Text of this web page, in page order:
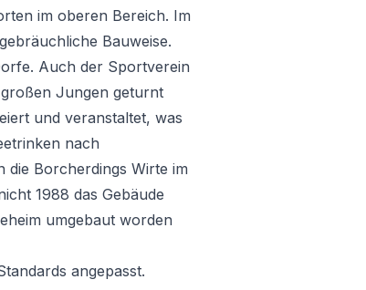
im oberen Bereich. Im
Bauweise.
Auch der Sportverein
Jungen geturnt
und veranstaltet, was
nach
die Borcherdings Wirte im
1988 das Gebäude
umgebaut worden
angepasst.